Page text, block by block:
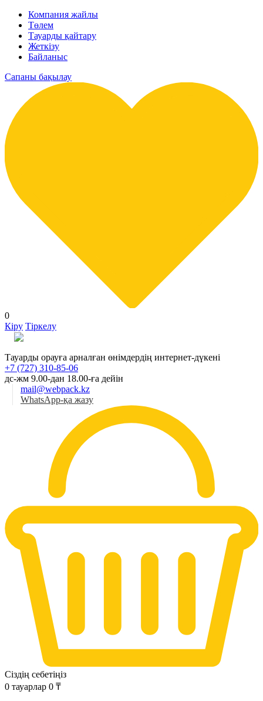
Компания жайлы
Төлем
Тауарды қайтару
Жеткізу
Байланыс
Сапаны бақылау
0
Кіру Тіркелу
Тауарды орауға арналған өнімдердің интернет-дүкені
+7 (727) 310-85-06
дс-жм 9.00-дан 18.00-ға дейін
mail@webpack.kz
WhatsApp-қа жазу
Сіздің себетіңіз
0 тауарлар 0 ₸